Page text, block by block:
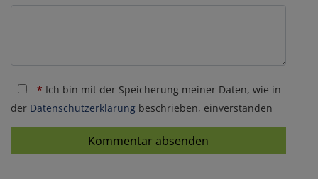
* Ich bin mit der Speicherung meiner Daten, wie in
der Datenschutzerklärung beschrieben, einverstanden
Kommentar absenden